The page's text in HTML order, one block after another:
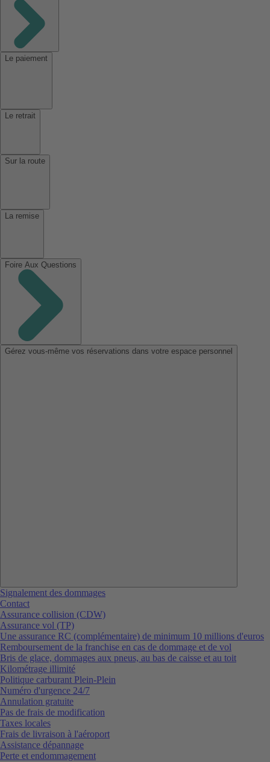
Le paiement
Le retrait
Sur la route
La remise
Foire Aux Questions
Gérez vous-même vos réservations dans votre espace personnel
Signalement des dommages
Contact
Assurance collision (CDW)
Assurance vol (TP)
Une assurance RC (complémentaire) de minimum 10 millions d'euros
Remboursement de la franchise en cas de dommage et de vol
Bris de glace, dommages aux pneus, au bas de caisse et au toit
Kilométrage illimité
Politique carburant Plein-Plein
Numéro d'urgence 24/7
Annulation gratuite
Pas de frais de modification
Taxes locales
Frais de livraison à l'aéroport
Assistance dépannage
Perte et endommagement